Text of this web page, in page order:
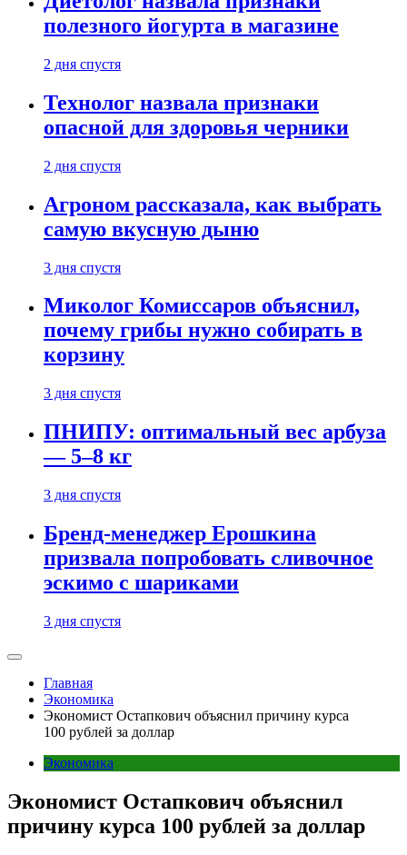
полезного йогурта в магазине
2 дня спустя
Технолог назвала признаки
опасной для здоровья черники
2 дня спустя
Агроном рассказала, как выбрать
самую вкусную дыню
3 дня спустя
Миколог Комиссаров объяснил,
почему грибы нужно собирать в
корзину
3 дня спустя
ПНИПУ: оптимальный вес арбуза
— 5–8 кг
3 дня спустя
Бренд-менеджер Ерошкина
призвала попробовать сливочное
эскимо с шариками
3 дня спустя
Главная
Экономика
Экономист Остапкович объяснил причину курса
100 рублей за доллар
Экономика
Экономист Остапкович объяснил
причину курса 100 рублей за доллар